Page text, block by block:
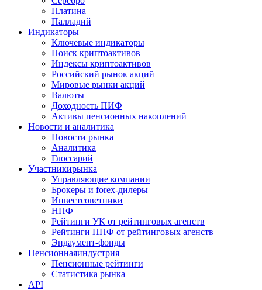
Платина
Палладий
Индикаторы
Ключевые индикаторы
Поиск криптоактивов
Индексы криптоактивов
Российский рынок акций
Мировые рынки акций
Валюты
Доходность ПИФ
Активы пенсионных накоплений
Новости и аналитика
Новости рынка
Аналитика
Глоссарий
Участникирынка
Управляющие компании
Брокеры и forex-дилеры
Инвестсоветники
НПФ
Рейтинги УК от рейтинговых агенств
Рейтинги НПФ от рейтинговых агенств
Эндаумент-фонды
Пенсионнаяиндустрия
Пенсионные рейтинги
Статистика рынка
API